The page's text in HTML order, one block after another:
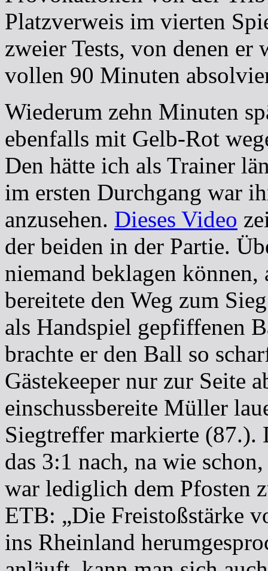
Platzverweis im vierten
zweier Tests, von denen
vollen 90 Minuten
Wiederum zehn Minuten
ebenfalls mit Gelb-Rot
Den hätte ich als Trainer
im ersten Durchgang war
anzusehen. Dieses Video
der beiden in der Partie.
niemand beklagen
bereitete den Weg zum
als Handspiel gepfiffenen
brachte er den Ball so
Gästekeeper nur zur Seite
einschussbereite Müller
Siegtreffer markierte (87.).
das 3:1 nach, na wie
war lediglich dem Pfosten
ETB: „Die Freistoßstärke
ins Rheinland